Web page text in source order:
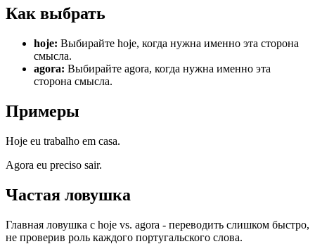
Как выбрать
hoje: Выбирайте hoje, когда нужна именно эта сторона
смысла.
agora: Выбирайте agora, когда нужна именно эта
сторона смысла.
Примеры
Hoje eu trabalho em casa.
Agora eu preciso sair.
Частая ловушка
Главная ловушка с hoje vs. agora - переводить слишком быстро,
не проверив роль каждого португальского слова.